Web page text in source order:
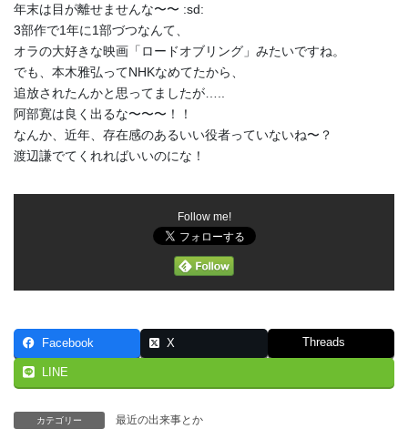
年末は目が離せませんな〜〜 :sd:
3部作で1年に1部づつなんて、
オラの大好きな映画「ロードオブリング」みたいですね。
でも、本木雅弘ってNHKなめてたから、
追放されたんかと思ってましたが…..
阿部寛は良く出るな〜〜〜！！
なんか、近年、存在感のあるいい役者っていないね〜？
渡辺謙でてくれればいいのにな！
Follow me!
Facebook X Threads
LINE
カテゴリー 最近の出来事とか